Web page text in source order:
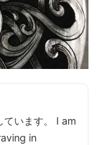
ています。 I am
in